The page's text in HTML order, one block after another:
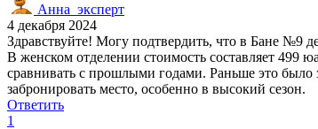
Анна_эксперт
4 декабря 2024
Здравствуйте! Могу подтвердить, что в Бане №9
В женском отделении стоимость составляет 499
сравнивать с прошлыми годами. Раньше это было
забронировать место, особенно в высокий сезон.
Ответить
1